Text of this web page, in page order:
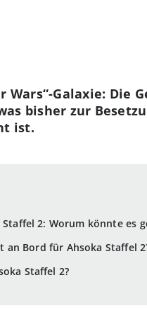
2: Worum könnte es
an Bord für Ahsoka Staffel
Staffel 2?
Wars“-Galaxie: Die
bisher zur
ist.